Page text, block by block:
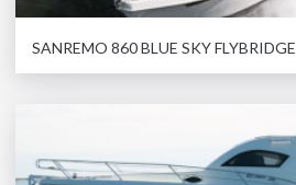
SANREMO 860 BLUE SKY FLYBRIDGE